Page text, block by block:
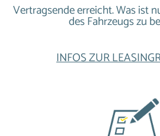
Vertragsende erreicht. Was ist
des Fahrzeugs zu
INFOS ZUR